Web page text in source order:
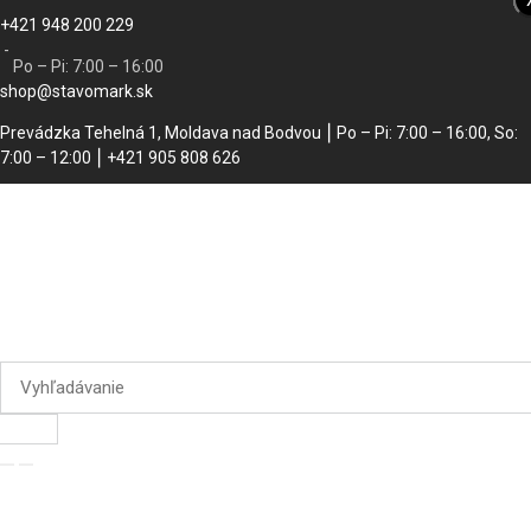
+421 948 200 229
-
Po – Pi: 7:00 – 16:00
shop@stavomark.sk
Prevádzka Tehelná 1, Moldava nad Bodvou ⎮ Po – Pi: 7:00 – 16:00, So:
7:00 – 12:00 ⎮ +421 905 808 626